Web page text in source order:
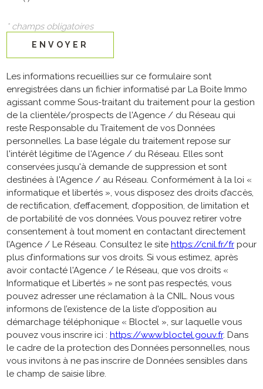
* champs obligatoires
ENVOYER
Les informations recueillies sur ce formulaire sont
enregistrées dans un fichier informatisé par La Boite Immo
agissant comme Sous-traitant du traitement pour la gestion
de la clientèle/prospects de l'Agence / du Réseau qui
reste Responsable du Traitement de vos Données
personnelles. La base légale du traitement repose sur
l'intérêt légitime de l'Agence / du Réseau. Elles sont
conservées jusqu'à demande de suppression et sont
destinées à l'Agence / au Réseau. Conformément à la loi «
informatique et libertés », vous disposez des droits d’accès,
de rectification, d’effacement, d’opposition, de limitation et
de portabilité de vos données. Vous pouvez retirer votre
consentement à tout moment en contactant directement
l’Agence / Le Réseau. Consultez le site https://cnil.fr/fr pour
plus d’informations sur vos droits. Si vous estimez, après
avoir contacté l'Agence / le Réseau, que vos droits «
Informatique et Libertés » ne sont pas respectés, vous
pouvez adresser une réclamation à la CNIL. Nous vous
informons de l’existence de la liste d'opposition au
démarchage téléphonique « Bloctel », sur laquelle vous
pouvez vous inscrire ici : https://www.bloctel.gouv.fr. Dans
le cadre de la protection des Données personnelles, nous
vous invitons à ne pas inscrire de Données sensibles dans
le champ de saisie libre.